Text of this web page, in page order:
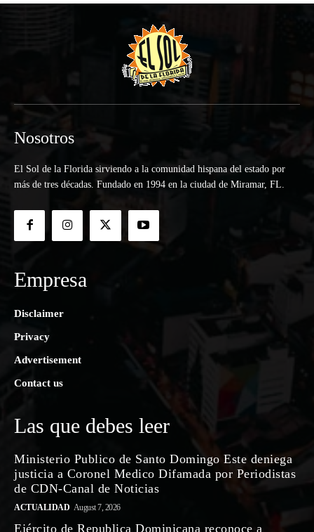
Nosotros
El Sol de la Florida sirviendo a la comunidad hispana del estado por
más de tres décadas. Fundado en 1994 en la ciudad de Miramar, FL.
Empresa
Disclaimer
Privacy
Advertisement
Contact us
Las que debes leer
Ministerio Publico de Santo Domingo Este deniega
justicia a Coronel Medico Difamada por Periodistas
de CDN-Canal de Noticias
ACTUALIDAD August 7, 2026
Ejército de Republica Dominicana reconoce a